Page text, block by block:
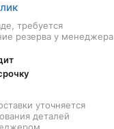
требуется
резерва у менеджера
уточняется
деталей